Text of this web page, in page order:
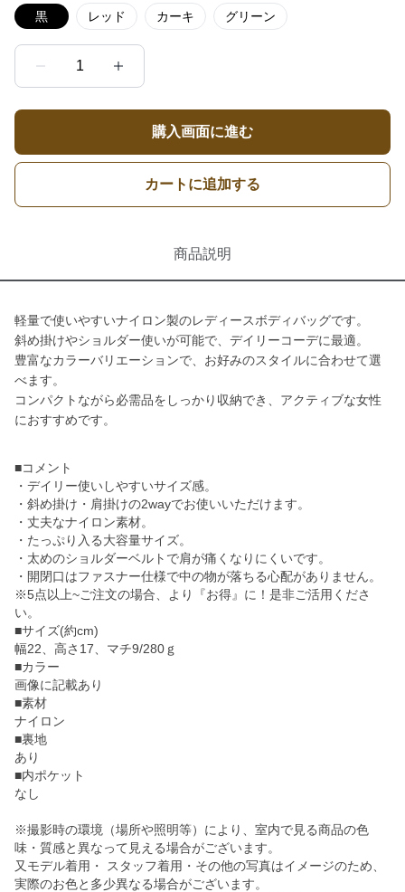
黒 レッド カーキ グリーン
1
購入画面に進む
カートに追加する
商品説明
軽量で使いやすいナイロン製のレディースボディバッグです。
斜め掛けやショルダー使いが可能で、デイリーコーデに最適。
豊富なカラーバリエーションで、お好みのスタイルに合わせて選
べます。
コンパクトながら必需品をしっかり収納でき、アクティブな女性
におすすめです。
■コメント
・デイリー使いしやすいサイズ感。
・斜め掛け・肩掛けの2wayでお使いいただけます。
・丈夫なナイロン素材。
・たっぷり入る大容量サイズ。
・太めのショルダーベルトで肩が痛くなりにくいです。
・開閉口はファスナー仕様で中の物が落ちる心配がありません。
※5点以上~ご注文の場合、より『お得』に！是非ご活用くださ
い。
■サイズ(約cm)
幅22、高さ17、マチ9/280ｇ
■カラー
画像に記載あり
■素材
ナイロン
■裏地
あり
■内ポケット
なし
※撮影時の環境（場所や照明等）により、室内で見る商品の色
味・質感と異なって見える場合がございます。
又モデル着用・ スタッフ着用・その他の写真はイメージのため、
実際のお色と多少異なる場合がございます。